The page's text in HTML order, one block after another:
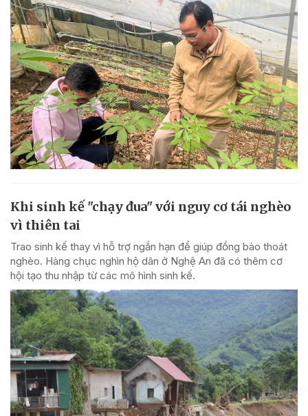
Khi sinh kế "chạy đua" với nguy cơ tái nghèo
vì thiên tai
Trao sinh kế thay vì hỗ trợ ngắn hạn để giúp đồng bào thoát
nghèo. Hàng chục nghìn hộ dân ở Nghệ An đã có thêm cơ
hội tạo thu nhập từ các mô hình sinh kế.